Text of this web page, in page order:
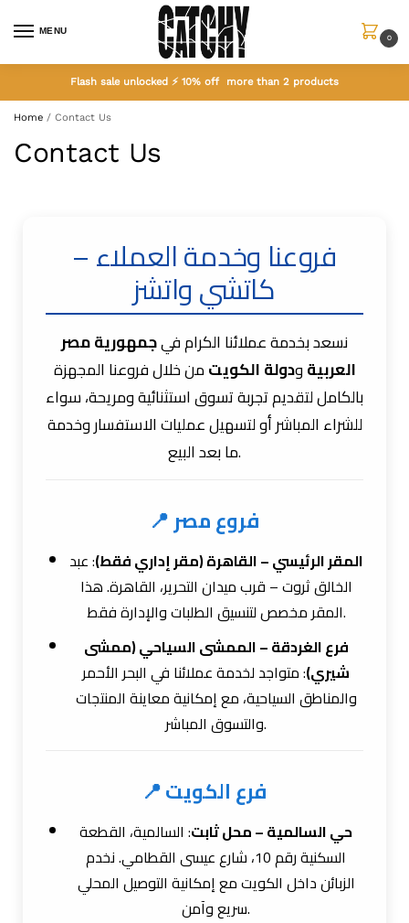
MENU
0
Flash sale unlocked ⚡ 10% off more than 2 products
Home / Contact Us
Contact Us
فروعنا وخدمة العملاء –
كاتشي واتشز
نسعد بخدمة عملائنا الكرام فيجمهورية مصر
العربيةودولة الكويتمن خلال فروعنا المجهزة
بالكامل لتقديم تجربة تسوق استثنائية ومريحة، سواء
للشراء المباشر أو لتسهيل عمليات الاستفسار وخدمة
ما بعد البيع.
📍 فروع مصر
المقر الرئيسي – القاهرة (مقر إداري فقط): عبد
الخالق ثروت – قرب ميدان التحرير، القاهرة. هذا
المقر مخصص لتنسيق الطلبات والإدارة فقط.
فرع الغردقة – الممشى السياحي (ممشى
شيري): متواجد لخدمة عملائنا في البحر الأحمر
والمناطق السياحية، مع إمكانية معاينة المنتجات
والتسوق المباشر.
📍 فرع الكويت
حي السالمية – محل ثابت: السالمية، القطعة
السكنية رقم 10، شارع عيسى القطامي. نخدم
الزبائن داخل الكويت مع إمكانية التوصيل المحلي
سريع وآمن.